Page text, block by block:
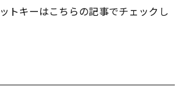
トキーはこちらの記事でチェックし